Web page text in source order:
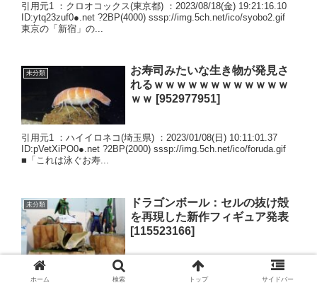
引用元1 ：クロオコックス(東京都) ：2023/08/18(金) 19:21:16.10
ID:ytq23zuf0●.net ?2BP(4000) sssp://img.5ch.net/ico/syobo2.gif
東京の「新宿」の...
未分類
お寿司みたいな生き物が発見さ
れるｗｗｗｗｗｗｗｗｗｗｗｗ
ｗｗ [952977951]
引用元1 ：ハイイロネコ(埼玉県) ：2023/01/08(日) 10:11:01.37
ID:pVetXiPO0●.net ?2BP(2000) sssp://img.5ch.net/ico/foruda.gif
■「これは泳ぐお寿...
未分類
ドラゴンボール：セルの抜け殻
を再現した新作フィギュア発表
[115523166]
引用元1 ：：2021/12/30(木) 21:35:54.75 ID:b5IQrqZ20●.net ?
2BP(2000) 人気アニメ「ドラゴンボール」シリーズに登場する
ホーム 検索 トップ サイドバー